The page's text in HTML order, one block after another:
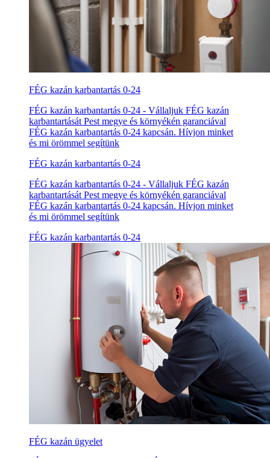
FÉG kazán karbantartás 0-24
FÉG kazán karbantartás 0-24 - Vállaljuk FÉG kazán
karbantartását Pest megye és környékén garanciával
FÉG kazán karbantartás 0-24 kapcsán. Hívjon minket
és mi örömmel segítünk
FÉG kazán karbantartás 0-24
FÉG kazán karbantartás 0-24 - Vállaljuk FÉG kazán
karbantartását Pest megye és környékén garanciával
FÉG kazán karbantartás 0-24 kapcsán. Hívjon minket
és mi örömmel segítünk
FÉG kazán karbantartás 0-24
FÉG kazán ügyelet